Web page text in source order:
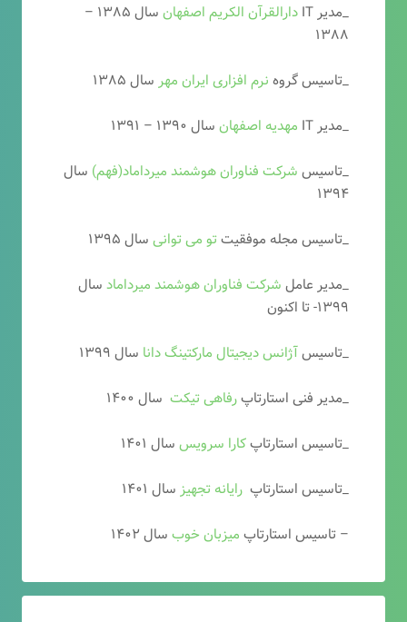
_مدیر IT
دارالقرآن الکریم اصفهان
سال ۱۳۸۵ –
۱۳۸۸
_تاسیس گروه نرم افزاری ایران مهر سال ۱۳۸۵
_مدیر IT
مهدیه اصفهان سال ۱۳۹۰ – ۱۳۹۱
_تاسیس شرکت فناوران هوشمند میرداماد(فهم) سال
۱۳۹۴
_تاسیس مجله موفقیتتو می توانی سال ۱۳۹۵
_مدیر عامل شرکت فناوران هوشمند میرداماد سال
۱۳۹۹- تا اکنون
_تاسیسآژانس دیجیتال مارکتینگ دانا سال ۱۳۹۹
_مدیر فنی استارتاپرفاهی تیکت سال ۱۴۰۰
_تاسیس استارتاپکارا سرویس سال ۱۴۰۱
_تاسیس استارتاپ رایانه تجهیز سال ۱۴۰۱
– تاسیس استارتاپ میزبان خوب سال ۱۴۰۲